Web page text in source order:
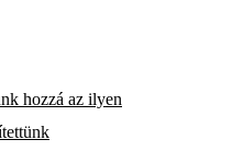
hozzá az ilyen